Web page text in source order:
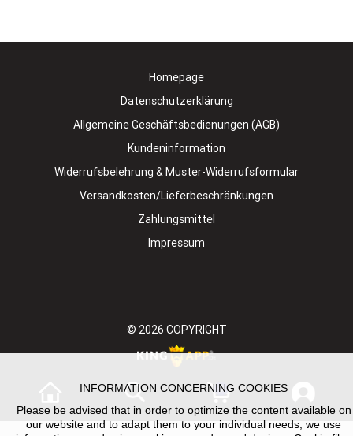
Homepage
Datenschutzerklärung
Allgemeine Geschäftsbedienungen (AGB)
Kundeninformation
Widerrufsbelehrung & Muster-Widerrufsformular
Versandkosten/Lieferbeschränkungen
Zahlungsmittel
Impressum
© 2026 COPYRIGHT
0
INFORMATION CONCERNING COOKIES
Please be advised that in order to optimize the content available on
our website and to adapt them to your individual needs, we use